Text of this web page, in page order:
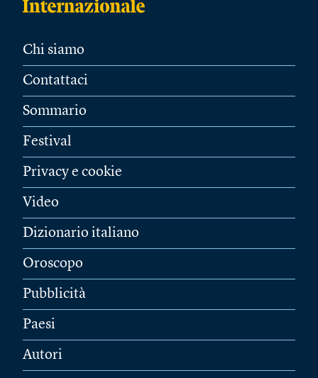
Chi siamo
Contattaci
Sommario
Festival
Privacy e cookie
Video
Dizionario italiano
Oroscopo
Pubblicità
Paesi
Autori